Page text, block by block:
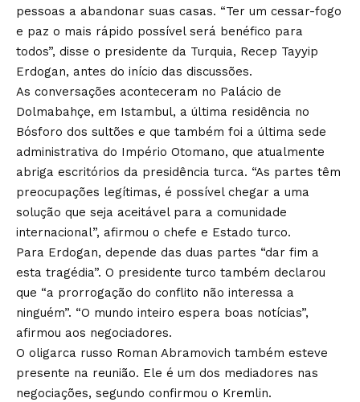
pessoas a abandonar suas casas. “Ter um cessar-fogo
e paz o mais rápido possível será benéfico para
todos”, disse o presidente da Turquia, Recep Tayyip
Erdogan, antes do início das discussões.
As conversações aconteceram no Palácio de
Dolmabahçe, em Istambul, a última residência no
Bósforo dos sultões e que também foi a última sede
administrativa do Império Otomano, que atualmente
abriga escritórios da presidência turca. “As partes têm
preocupações legítimas, é possível chegar a uma
solução que seja aceitável para a comunidade
internacional”, afirmou o chefe e Estado turco.
Para Erdogan, depende das duas partes “dar fim a
esta tragédia”. O presidente turco também declarou
que “a prorrogação do conflito não interessa a
ninguém”. “O mundo inteiro espera boas notícias”,
afirmou aos negociadores.
O oligarca russo Roman Abramovich também esteve
presente na reunião. Ele é um dos mediadores nas
negociações, segundo confirmou o Kremlin.